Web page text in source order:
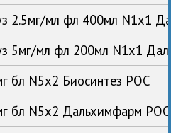
2.5мг/мл фл 400мл N1x1
5мг/мл фл 200мл N1x1
бл N5x2 Биосинтез РОС
бл N5x2 Дальхимфарм РОС